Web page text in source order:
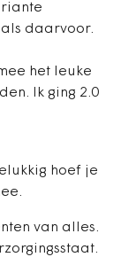
daarvoor.
het leuke
Ik ging 2.0
hoef je
van alles.